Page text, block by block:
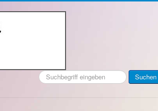
Suchen
...
Suchen